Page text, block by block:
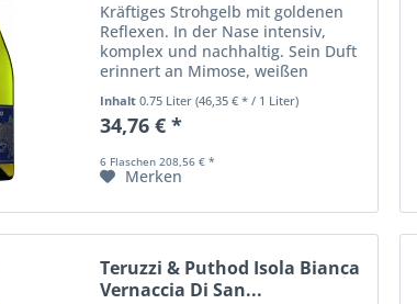
Kräftiges Strohgelb mit goldenen
Reflexen. In der Nase intensiv,
komplex und nachhaltig. Sein Duft
erinnert an Mimose, weißen
Pfirsich und Banane. Am Gaumen
weich und rund, zeigt er sich frisch,
vollmundig und sehr geschmeidig.
Inhalt 0.75 Liter (46,35 € * / 1 Liter)
34,76 € *
6 Flaschen 208,56 € *
Merken
Teruzzi & Puthod Isola Bianca
Vernaccia Di San...